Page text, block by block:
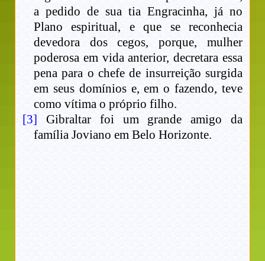
a pedido de sua tia Engracinha, já no
Plano espiritual, e que se reconhecia
devedora dos cegos, porque, mulher
poderosa em vida anterior, decretara essa
pena para o chefe de insurreição surgida
em seus domínios e, em o fazendo, teve
como vítima o próprio filho.
[3]
Gibraltar foi um grande amigo da
família Joviano em Belo Horizonte.